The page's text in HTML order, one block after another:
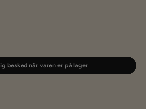
besked når varen er på lager